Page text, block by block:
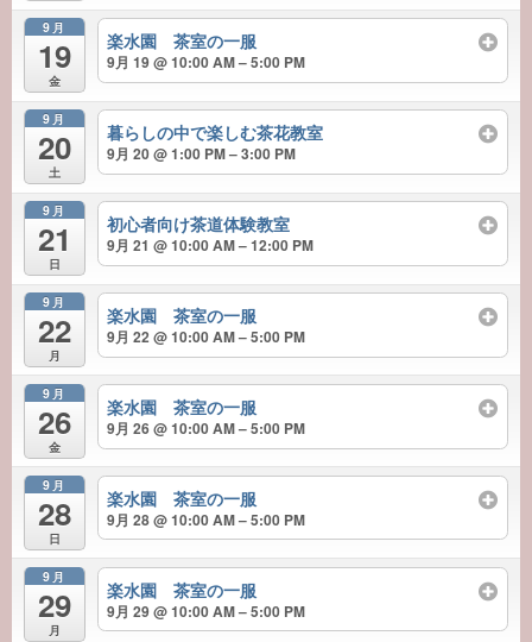
9月
19
金
楽水園 茶室の一服
9月 19 @ 10:00 AM – 5:00 PM
9月
20
土
暮らしの中で楽しむ茶花教室
9月 20 @ 1:00 PM – 3:00 PM
9月
21
日
初心者向け茶道体験教室
9月 21 @ 10:00 AM – 12:00 PM
9月
22
月
楽水園 茶室の一服
9月 22 @ 10:00 AM – 5:00 PM
9月
26
金
楽水園 茶室の一服
9月 26 @ 10:00 AM – 5:00 PM
9月
28
日
楽水園 茶室の一服
9月 28 @ 10:00 AM – 5:00 PM
9月
29
月
楽水園 茶室の一服
9月 29 @ 10:00 AM – 5:00 PM